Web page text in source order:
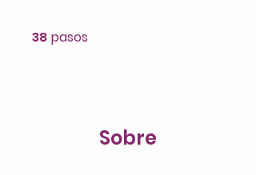
38 pasos
Sobre